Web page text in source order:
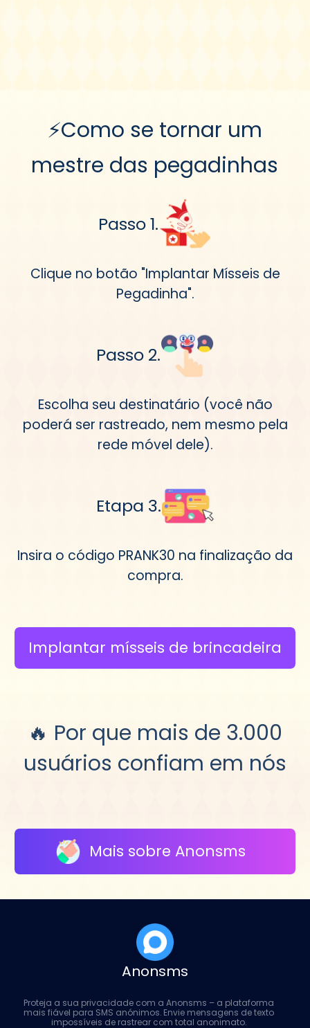
⚡Como se tornar um
mestre das pegadinhas
Passo 1.
Clique no botão "Implantar Mísseis de
Pegadinha".
Passo 2.
Escolha seu destinatário (você não
poderá ser rastreado, nem mesmo pela
rede móvel dele).
Etapa 3.
Insira o código PRANK30 na finalização da
compra.
Implantar mísseis de brincadeira
🔥 Por que mais de 3.000
usuários confiam em nós
Mais sobre Anonsms
Anonsms
Proteja a sua privacidade com a Anonsms – a plataforma
mais fiável para SMS anónimos. Envie mensagens de texto
impossíveis de rastrear com total anonimato.